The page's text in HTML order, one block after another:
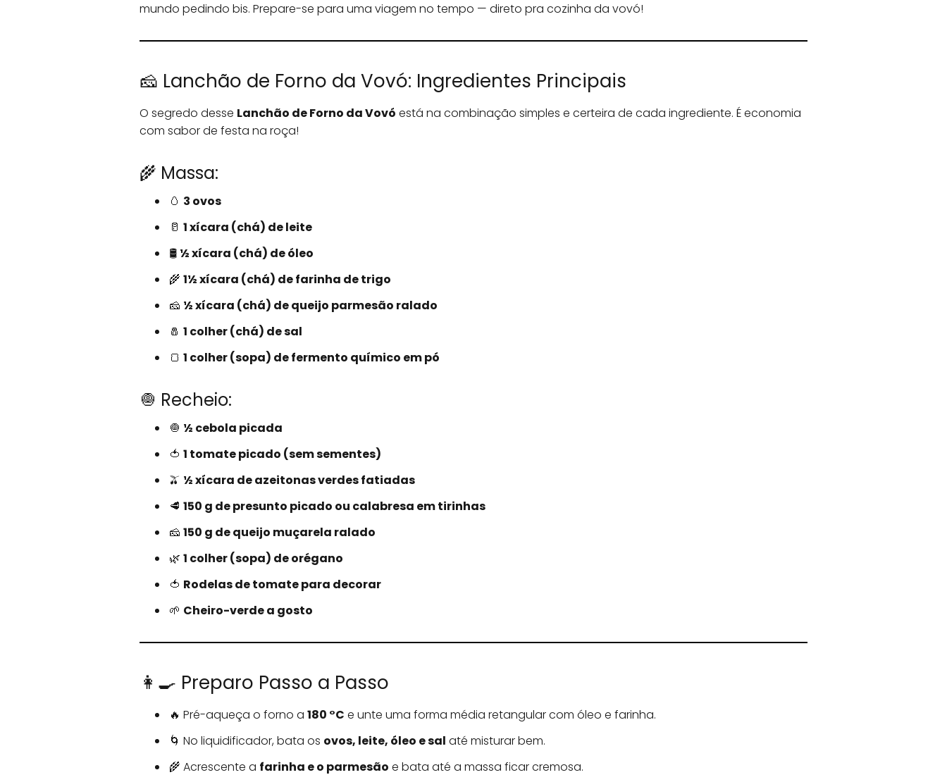
mundo pedindo bis. Prepare-se para uma viagem no tempo — direto pra cozinha da vovó!
🧀 Lanchão de Forno da Vovó: Ingredientes Principais
O segredo desse Lanchão de Forno da Vovó está na combinação simples e certeira de cada ingrediente. É economia
com sabor de festa na roça!
🌾 Massa:
🥚 3 ovos
🥛 1 xícara (chá) de leite
🛢️ ½ xícara (chá) de óleo
🌾 1½ xícara (chá) de farinha de trigo
🧀 ½ xícara (chá) de queijo parmesão ralado
🧂 1 colher (chá) de sal
🍞 1 colher (sopa) de fermento químico em pó
🧅 Recheio:
🧅 ½ cebola picada
🍅 1 tomate picado (sem sementes)
🫒 ½ xícara de azeitonas verdes fatiadas
🥩 150 g de presunto picado ou calabresa em tirinhas
🧀 150 g de queijo muçarela ralado
🌿 1 colher (sopa) de orégano
🍅 Rodelas de tomate para decorar
🌱 Cheiro-verde a gosto
👩‍🍳 Preparo Passo a Passo
🔥 Pré-aqueça o forno a 180 °C e unte uma forma média retangular com óleo e farinha.
🌀 No liquidificador, bata os ovos, leite, óleo e sal até misturar bem.
🌾 Acrescente a farinha e o parmesão e bata até a massa ficar cremosa.